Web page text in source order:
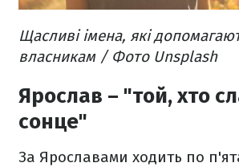
Щасливі імена, які
власникам / Фото Unsplash
Ярослав – "той, хто
сонце"
За Ярославами ходить по